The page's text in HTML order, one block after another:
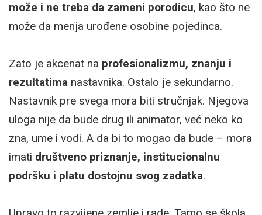
može i ne treba da zameni porodicu, kao što ne
može da menja urođene osobine pojedinca.
Zato je akcenat na profesionalizmu, znanju i
rezultatima nastavnika. Ostalo je sekundarno.
Nastavnik pre svega mora biti stručnjak. Njegova
uloga nije da bude drug ili animator, već neko ko
zna, ume i vodi. A da bi to mogao da bude – mora
imati društveno priznanje, institucionalnu
podršku i platu dostojnu svog zadatka.